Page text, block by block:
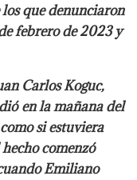
que denunciaron
febrero de 2023 y
Carlos Koguc,
en la mañana del
si estuviera
comenzó
Emiliano